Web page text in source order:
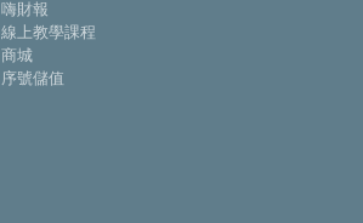
嗨財報
線上教學課程
商城
序號儲值